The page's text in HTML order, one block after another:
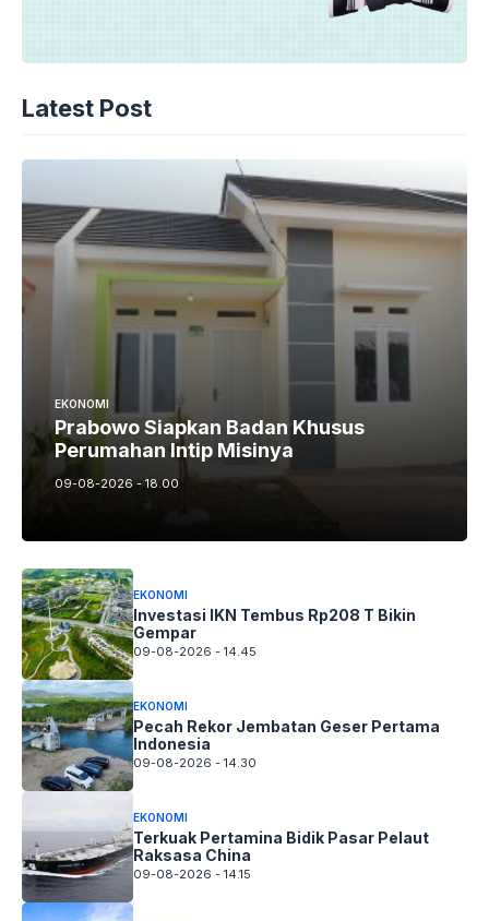
Latest Post
EKONOMI
Prabowo Siapkan Badan Khusus
Perumahan Intip Misinya
09-08-2026 - 18.00
EKONOMI
Investasi IKN Tembus Rp208 T Bikin
Gempar
09-08-2026 - 14.45
EKONOMI
Pecah Rekor Jembatan Geser Pertama
Indonesia
09-08-2026 - 14.30
EKONOMI
Terkuak Pertamina Bidik Pasar Pelaut
Raksasa China
09-08-2026 - 14.15